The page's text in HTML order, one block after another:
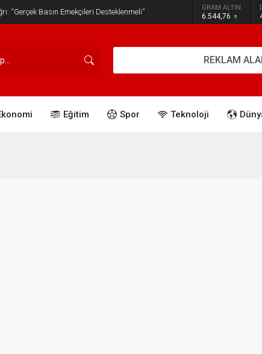
“Gerçek Basın Emekçileri Desteklenmeli” GRAM ALTIN
6.544,76
REKLAM
Eğitim Spor Teknoloji